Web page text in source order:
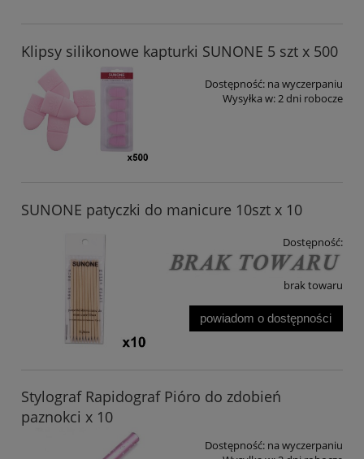
Klipsy silikonowe kapturki SUNONE 5 szt x 500
Dostępność: na wyczerpaniu
Wysyłka w:2 dni robocze
SUNONE patyczki do manicure 10szt x 10
Dostępność:
brak towaru
powiadom o dostępności
Stylograf Rapidograf Pióro do zdobień
paznokci x 10
Dostępność: na wyczerpaniu